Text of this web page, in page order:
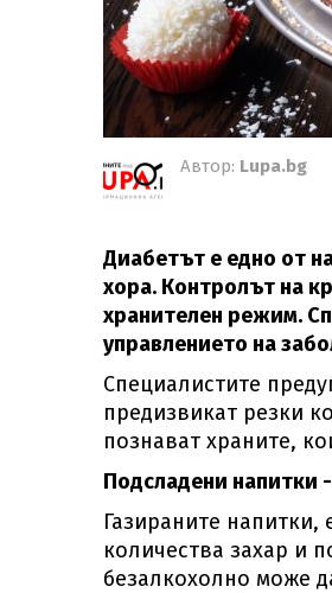
Автор: Lupa.bg
Диабетът е едно от
хора. Контролът на
хранителен режим.
управлението на
Специалистите
предизвикат резки
познават храните,
Подсладени напитки
Газираните
количества захар и
безалкохолно може